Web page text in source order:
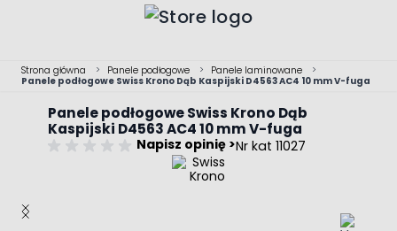
Strona główna > Panele podłogowe > Panele laminowane
>
Panele podłogowe Swiss Krono Dąb Kaspijski D4563 AC4 10 mm V-fuga
Panele podłogowe Swiss Krono Dąb
Kaspijski D4563 AC4 10 mm V-fuga
Napisz opinię >Nr kat 11027
Main image
Click to view image in fullscreen